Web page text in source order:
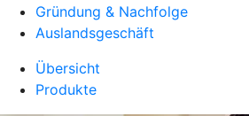
Gründung & Nachfolge
Auslandsgeschäft
Übersicht
Produkte